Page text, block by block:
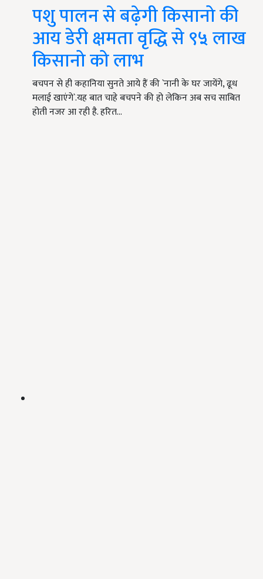
पशु पालन से बढ़ेगी किसानो की
आय डेरी क्षमता वृद्धि से ९५ लाख
किसानो को लाभ
बचपन से ही कहानिया सुनते आये हैं की `नानी के घर जायेंगे, ढूध
मलाई खाएंगे`.यह बात चाहे बचपने की हो लेकिन अब सच साबित
होती नजर आ रही है. हरित…